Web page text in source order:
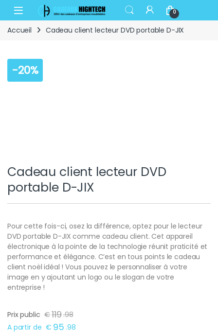
Skip to navigation
Skip to content
Open 0
Accueil Cadeau client lecteur DVD portable D-JIX
-20%
Cadeau client lecteur DVD
portable D-JIX
Pour cette fois-ci, osez la différence, optez pour le lecteur
DVD portable D-JIX comme cadeau client. Cet appareil
électronique à la pointe de la technologie réunit praticité et
performance et élégance. C’est en tous points le cadeau
client noël idéal ! Vous pouvez le personnaliser à votre
image en y ajoutant un logo ou le slogan de votre
entreprise !
Prix public €119.98
A partir de € 95 .98